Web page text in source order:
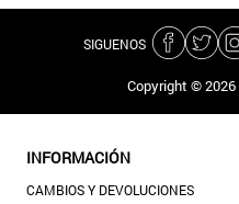
SIGUENOS
Copyright © 2026
INFORMACIÓN
CAMBIOS Y DEVOLUCIONES